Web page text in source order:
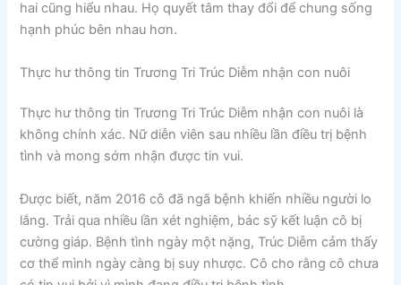
hai cũng hiểu nhau. Họ quyết tâm thay đổi để chung sống
hạnh phúc bên nhau hơn.
Thực hư thông tin Trương Tri Trúc Diễm nhận con nuôi
Thực hư thông tin Trương Tri Trúc Diễm nhận con nuôi là
không chính xác. Nữ diễn viên sau nhiều lần điều trị bệnh
tình và mong sớm nhận được tin vui.
Được biết, năm 2016 cô đã ngã bệnh khiến nhiều người lo
lắng. Trải qua nhiều lần xét nghiệm, bác sỹ kết luận cô bị
cường giáp. Bệnh tình ngày một nặng, Trúc Diễm cảm thấy
cơ thể mình ngày càng bị suy nhược. Cô cho rằng cô chưa